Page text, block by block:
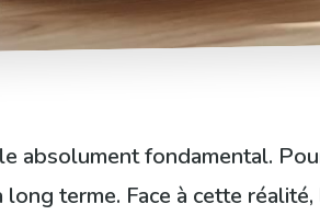
absolument fondamental.
terme. Face à cette réalité,